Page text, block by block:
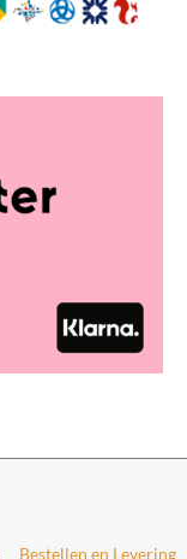
Bestellen en Levering